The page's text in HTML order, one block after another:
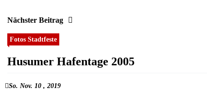
Nächster Beitrag
Fotos Stadtfeste
Husumer Hafentage 2005
So. Nov. 10 , 2019